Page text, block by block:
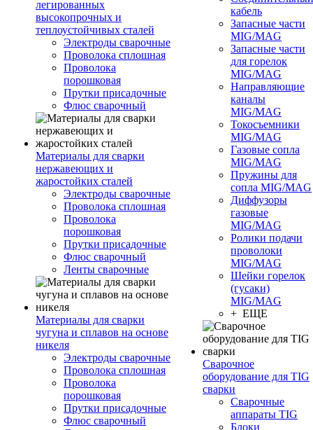
легированных
высокопрочных и
теплоустойчивых сталей
Электроды сварочные
Проволока сплошная
Проволока
порошковая
Прутки присадочные
Флюс сварочный
Материалы для сварки
нержавеющих и
жаростойких сталей
Электроды сварочные
Проволока сплошная
Проволока
порошковая
Прутки присадочные
Флюс сварочный
Ленты сварочные
Материалы для сварки
чугуна и сплавов на основе
никеля
Электроды сварочные
Проволока сплошная
Проволока
порошковая
Прутки присадочные
Флюс сварочный
кабель
Запасные части
MIG/MAG
Запасные части
для горелок
MIG/MAG
Направляющие
каналы
MIG/MAG
Токосъемники
MIG/MAG
Газовые сопла
MIG/MAG
Пружины для
сопла MIG/MAG
Диффузоры
газовые
MIG/MAG
Ролики подачи
проволоки
MIG/MAG
Шейки горелок
(гусаки)
MIG/MAG
+ ЕЩЕ
Сварочное
оборудование для TIG
сварки
Сварочные
аппараты TIG
Блоки